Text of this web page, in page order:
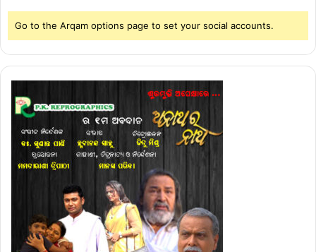
Go to the Arqam options page to set your social accounts.